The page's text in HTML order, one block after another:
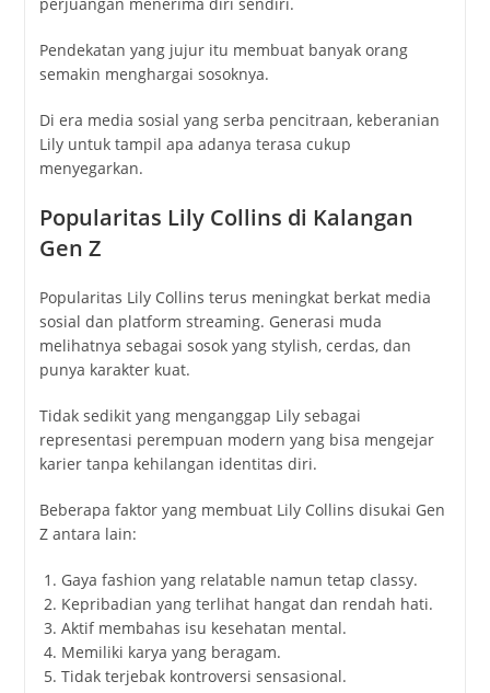
perjuangan menerima diri sendiri.
Pendekatan yang jujur itu membuat banyak orang
semakin menghargai sosoknya.
Di era media sosial yang serba pencitraan, keberanian
Lily untuk tampil apa adanya terasa cukup
menyegarkan.
Popularitas Lily Collins di Kalangan
Gen Z
Popularitas Lily Collins terus meningkat berkat media
sosial dan platform streaming. Generasi muda
melihatnya sebagai sosok yang stylish, cerdas, dan
punya karakter kuat.
Tidak sedikit yang menganggap Lily sebagai
representasi perempuan modern yang bisa mengejar
karier tanpa kehilangan identitas diri.
Beberapa faktor yang membuat Lily Collins disukai Gen
Z antara lain:
Gaya fashion yang relatable namun tetap classy.
Kepribadian yang terlihat hangat dan rendah hati.
Aktif membahas isu kesehatan mental.
Memiliki karya yang beragam.
Tidak terjebak kontroversi sensasional.